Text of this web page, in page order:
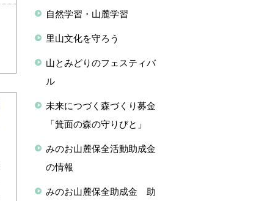
自然学習・山麓学習
里山文化を守ろう
山とみどりのフェスティバ
ル
未来につづく森づくり募金
「箕面の森の守りびと」
みのお山麓保全活動助成金
の情報
みのお山麓保全助成金 助